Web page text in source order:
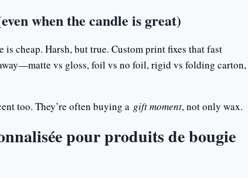
when the candle is great)
cheap. Harsh, but true. Custom print fixes that fast
vs gloss, foil vs no foil, rigid vs folding carton,
too. They’re often buying a gift moment, not only wax.
pour produits de bougie